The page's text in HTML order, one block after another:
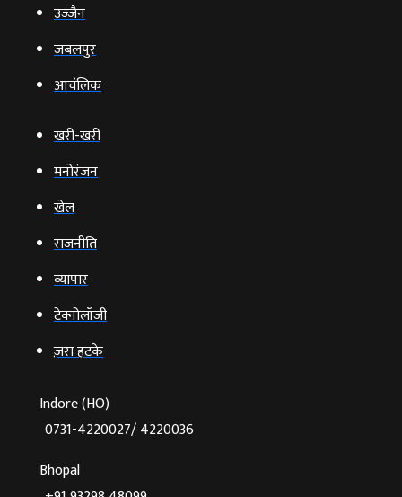
उज्‍जैन
जबलपुर
आचंलिक
खरी-खरी
मनोरंजन
खेल
राजनीति
व्‍यापार
टेक्‍नोलॉजी
ज़रा हटके
Indore (HO)
0731-4220027/ 4220036
Bhopal